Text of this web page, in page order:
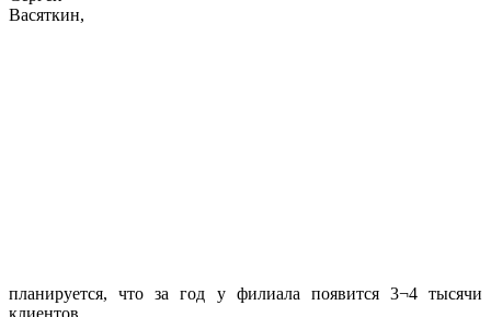
Васяткин,
планируется, что за год у филиала появится 3¬4 тысячи
клиентов.